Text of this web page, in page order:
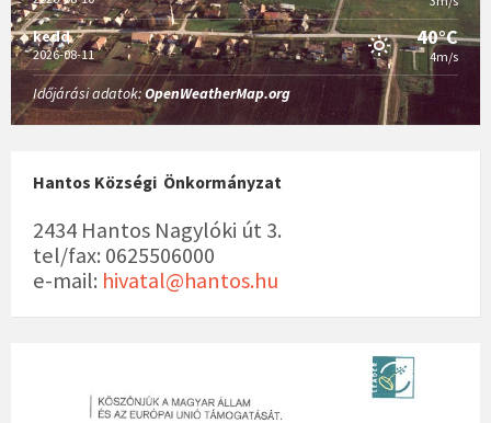
kedd
2026-08-11
40°C
4m/s
Időjárási adatok:OpenWeatherMap.org
Hantos Községi Önkormányzat
2434 Hantos Nagylóki út 3.
tel/fax: 0625506000
e-mail: hivatal@hantos.hu